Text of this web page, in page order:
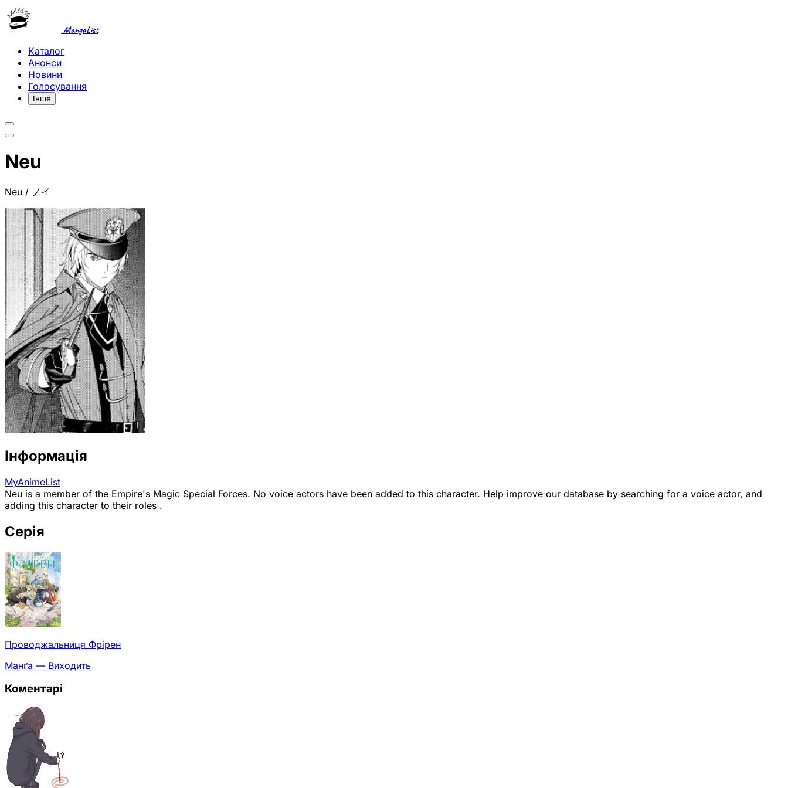
MangaList
Каталог
Анонси
Новини
Голосування
Інше
Neu
Neu / ノイ
Інформація
MyAnimeList
Neu is a member of the Empire's Magic Special Forces. No voice actors have been added to this character. Help improve our database by searching for a voice actor, and
adding this character to their roles .
Серія
Проводжальниця Фрірен
Манґа — Виходить
Коментарі